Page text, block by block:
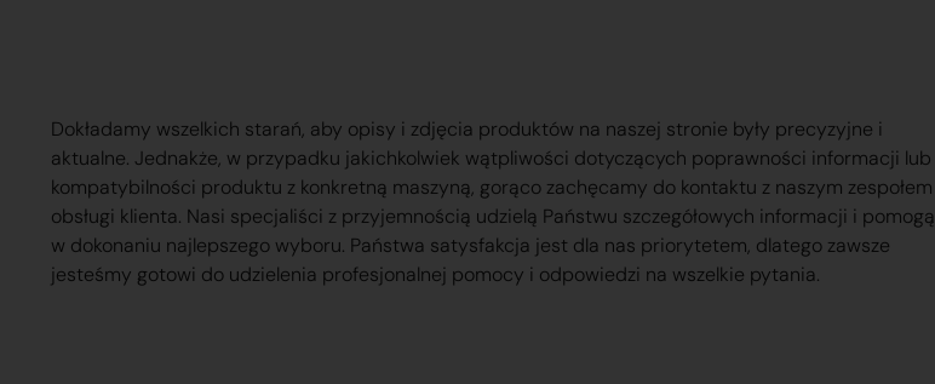
Dokładamy wszelkich starań, aby opisy i zdjęcia produktów na naszej stronie były precyzyjne i
aktualne. Jednakże, w przypadku jakichkolwiek wątpliwości dotyczących poprawności informacji lub
kompatybilności produktu z konkretną maszyną, gorąco zachęcamy do kontaktu z naszym zespołem
obsługi klienta. Nasi specjaliści z przyjemnością udzielą Państwu szczegółowych informacji i pomogą
w dokonaniu najlepszego wyboru. Państwa satysfakcja jest dla nas priorytetem, dlatego zawsze
jesteśmy gotowi do udzielenia profesjonalnej pomocy i odpowiedzi na wszelkie pytania.